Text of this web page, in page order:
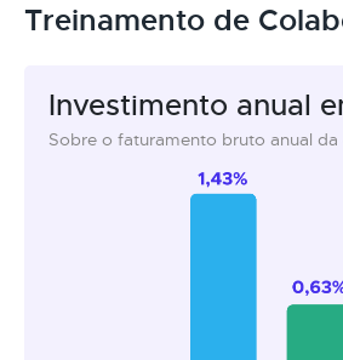
Treinamento de
Investimento anual
Sobre o faturamento bruto anual da